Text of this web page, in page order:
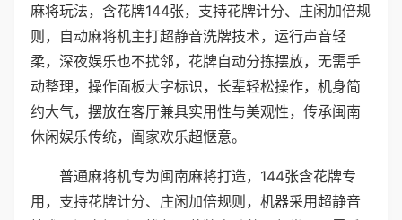
麻将玩法，含花牌144张，支持花牌计分、庄闲加倍规
则，自动麻将机主打超静音洗牌技术，运行声音轻
柔，深夜娱乐也不扰邻，花牌自动分拣摆放，无需手
动整理，操作面板大字标识，长辈轻松操作，机身简
约大气，摆放在客厅兼具实用性与美观性，传承闽南
休闲娱乐传统，阖家欢乐超惬意。
普通麻将机专为闽南麻将打造，144张含花牌专
用，支持花牌计分、庄闲加倍规则，机器采用超静音